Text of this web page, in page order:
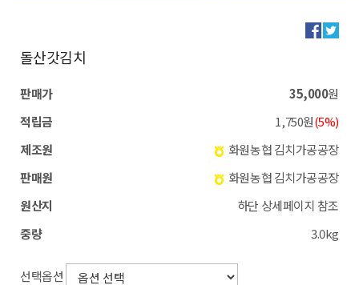
돌산갓김치
판매가 35,000원
적립금
1,750원(5%)
제조원
화원농협 김치가공공장
판매원
화원농협 김치가공공장
원산지
하단 상세페이지 참조
중량
3.0kg
선택옵션